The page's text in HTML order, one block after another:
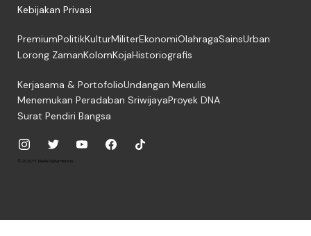
Kebijakan Privasi
PremiumPolitikKulturMiliterEkonomiOlahragaSainsUrban
Lorong ZamanKolomKojaHistoriografis
Kerjasama & PortofolioUndangan Menulis
Menemukan Peradaban SriwijayaProyek DNA
Surat Pendiri Bangsa
© 2026, PT. Media Digital Historia.